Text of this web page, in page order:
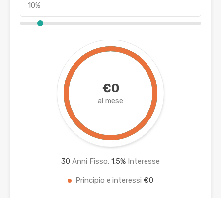
€0
al mese
30 Anni Fisso, 1.5% Interesse
Principio e interessi €0